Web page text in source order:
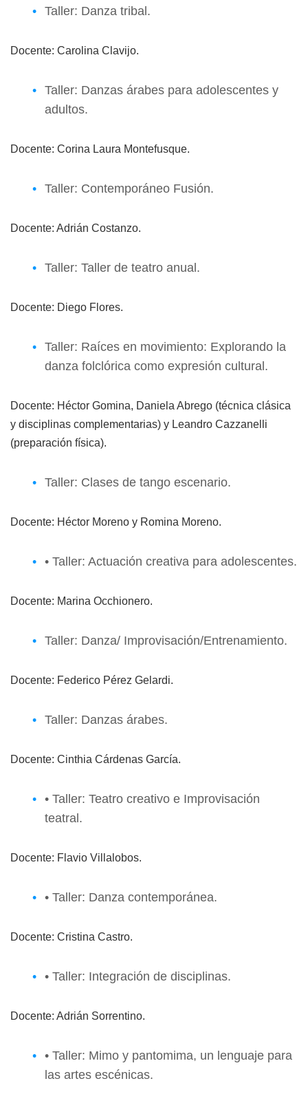
Taller: Danza tribal.
Docente: Carolina Clavijo.
Taller: Danzas árabes para adolescentes y
adultos.
Docente: Corina Laura Montefusque.
Taller: Contemporáneo Fusión.
Docente: Adrián Costanzo.
Taller: Taller de teatro anual.
Docente: Diego Flores.
Taller: Raíces en movimiento: Explorando la
danza folclórica como expresión cultural.
Docente: Héctor Gomina, Daniela Abrego (técnica clásica
y disciplinas complementarias) y Leandro Cazzanelli
(preparación física).
Taller: Clases de tango escenario.
Docente: Héctor Moreno y Romina Moreno.
• Taller: Actuación creativa para adolescentes.
Docente: Marina Occhionero.
Taller: Danza/ Improvisación/Entrenamiento.
Docente: Federico Pérez Gelardi.
Taller: Danzas árabes.
Docente: Cinthia Cárdenas García.
• Taller: Teatro creativo e Improvisación
teatral.
Docente: Flavio Villalobos.
• Taller: Danza contemporánea.
Docente: Cristina Castro.
• Taller: Integración de disciplinas.
Docente: Adrián Sorrentino.
• Taller: Mimo y pantomima, un lenguaje para
las artes escénicas.